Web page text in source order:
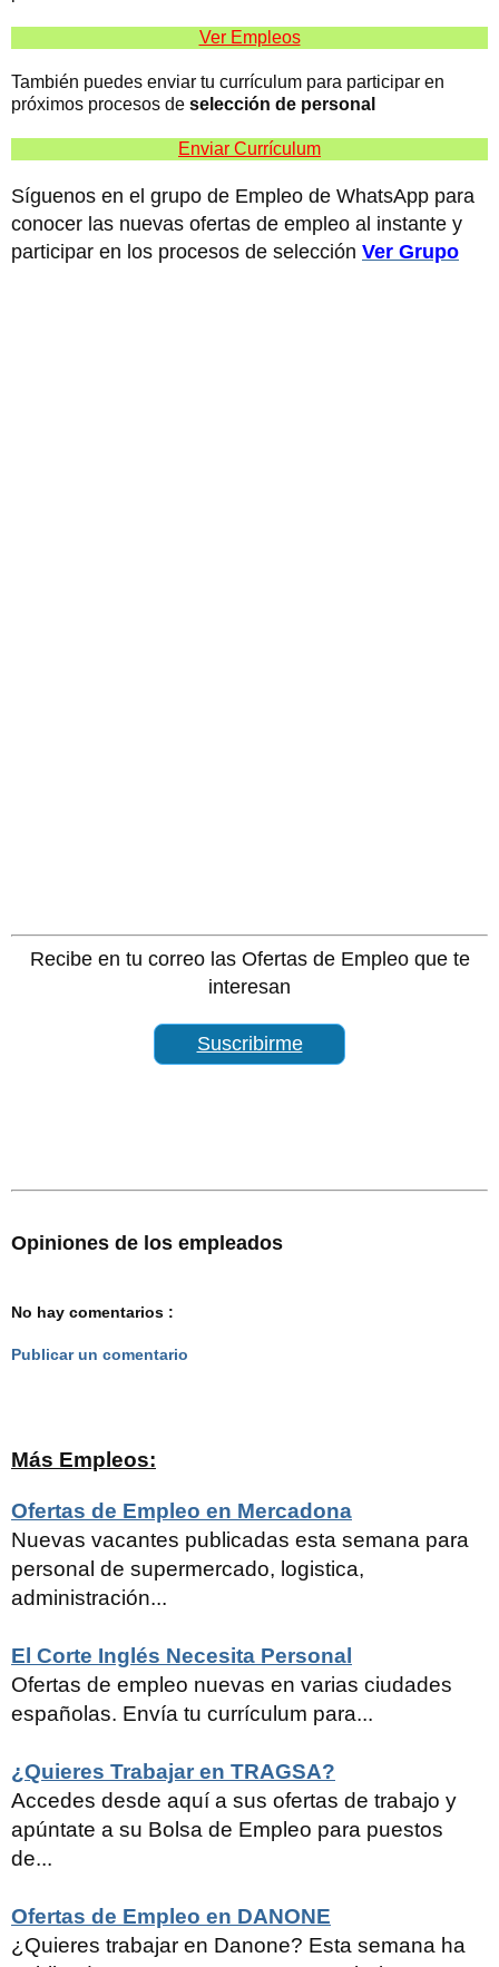
Ver Empleos
También puedes enviar tu currículum para participar en
próximos procesos de selección de personal
Enviar Currículum
Síguenos en el grupo de Empleo de WhatsApp para
conocer las nuevas ofertas de empleo al instante y
participar en los procesos de selección Ver Grupo
Recibe en tu correo las Ofertas de Empleo que te
interesan
Suscribirme
Opiniones de los empleados
No hay comentarios :
Publicar un comentario
Más Empleos:
Ofertas de Empleo en Mercadona
Nuevas vacantes publicadas esta semana para
personal de supermercado, logistica,
administración...
El Corte Inglés Necesita Personal
Ofertas de empleo nuevas en varias ciudades
españolas. Envía tu currículum para...
¿Quieres Trabajar en TRAGSA?
Accedes desde aquí a sus ofertas de trabajo y
apúntate a su Bolsa de Empleo para puestos
de...
Ofertas de Empleo en DANONE
¿Quieres trabajar en Danone? Esta semana ha